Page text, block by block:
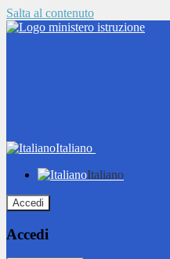
Salta al contenuto
Italiano
Italiano
Accedi
Accedi